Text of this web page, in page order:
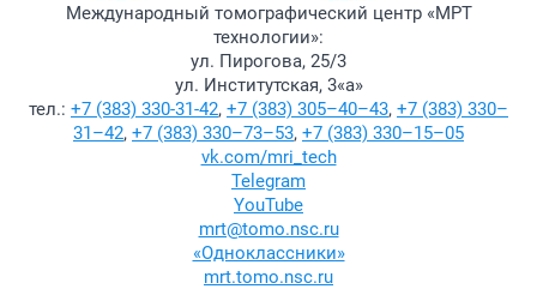
Международный томографический центр «МРТ
технологии»:
ул. Пирогова, 25/3
ул. Институтская, 3«а»
тел.: +7 (383) 330-31-42, +7 (383) 305–40–43, +7 (383) 330–
31–42, +7 (383) 330–73–53, +7 (383) 330–15–05
vk.com/mri_tech
Telegram
YouTube
mrt@tomo.nsc.ru
«Одноклассники»
mrt.tomo.nsc.ru